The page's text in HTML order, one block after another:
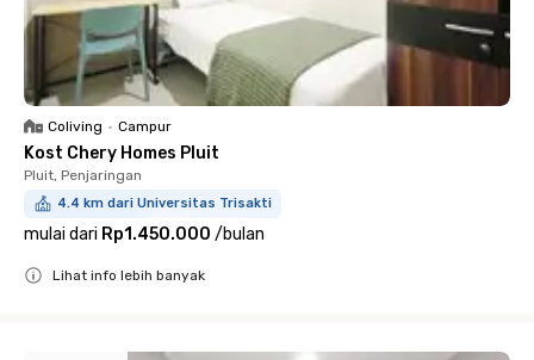
Coliving • Campur
Kost Chery Homes Pluit
Pluit, Penjaringan
4.4 km dari Universitas Trisakti
mulai dari Rp1.450.000 /bulan
Lihat info lebih banyak